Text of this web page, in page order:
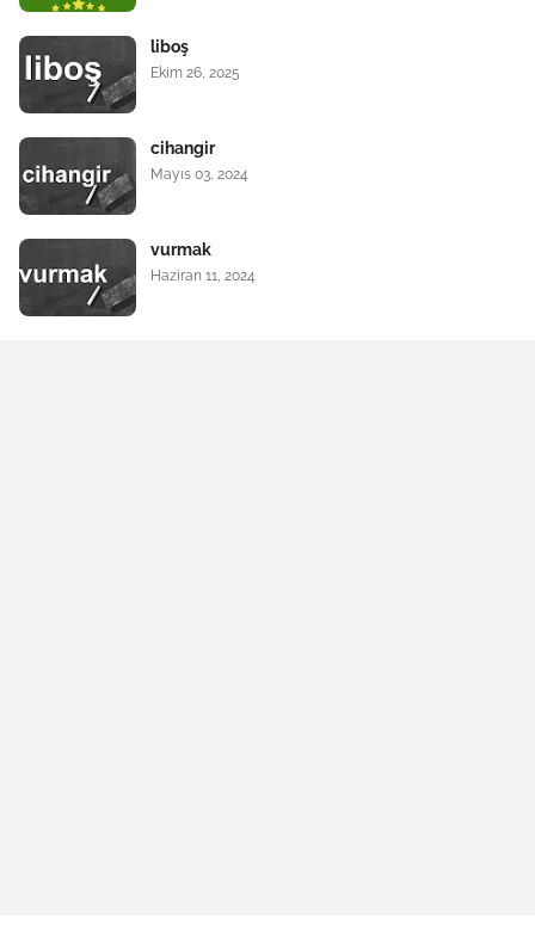
liboş
Ekim 26, 2025
cihangir
Mayıs 03, 2024
vurmak
Haziran 11, 2024